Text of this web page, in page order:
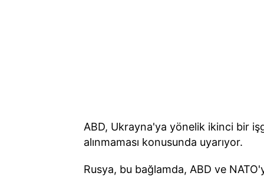
ABD, Ukrayna'ya yönelik ikinci bir
alınmaması konusunda uyarıyor.
Rusya, bu bağlamda, ABD ve